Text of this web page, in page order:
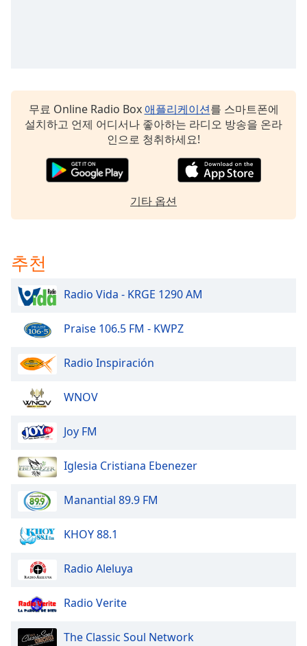
window.
Opacity
Text
Background
Color
Opacity
Caption
Background
Color
Text
Style
Font
Family
무료 Online Radio Box 애플리케이션를 스마트폰에
설치하고 언제 어디서나 좋아하는 라디오 방송을 온라
인으로 청취하세요!
기타 옵션
추천
Radio Vida - KRGE 1290 AM
Praise 106.5 FM - KWPZ
Radio Inspiración
WNOV
Joy FM
Iglesia Cristiana Ebenezer
Manantial 89.9 FM
KHOY 88.1
Radio Aleluya
Radio Verite
The Classic Soul Network